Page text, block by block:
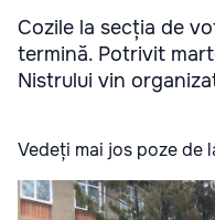
Cozile la secția de
termină. Potrivit
Nistrului vin
Vedeți mai jos poze de